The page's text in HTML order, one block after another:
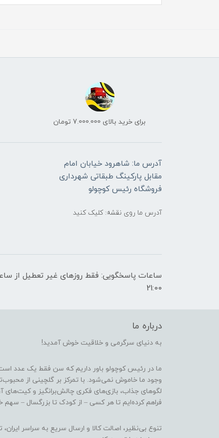
برای خرید بالای 7.000.000 تومان
آدرس ما: شاهرود خیابان امام
مقابل پارکینگ طبقاتی شهرداری
فروشگاه رئیس کوچولو
آدرس ما روی نقشه: کلیک کنید
21:00
درباره ما
به دنیای سرگرمی و خلاقیت خوش آمدید!
ما در رئیس کوچولو باور داریم که سن فقط یک عدد
وجود ما خاموش نمی‌شود. با تمرکز بر گلچینی از
لگوهای جذاب، بازی‌های فکری چالش‌برانگیز و
فراهم کرده‌ایم تا هر کسی – از کودک تا بزرگسال – سهم
تنوع بی‌نظیر، اصالت کالا و ارسال سریع به سراسر